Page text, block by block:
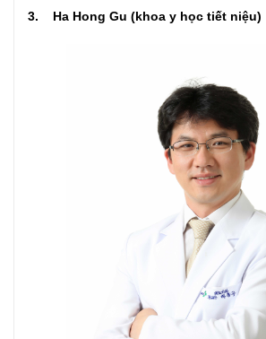
3. Ha Hong Gu (khoa y học tiết niệu)